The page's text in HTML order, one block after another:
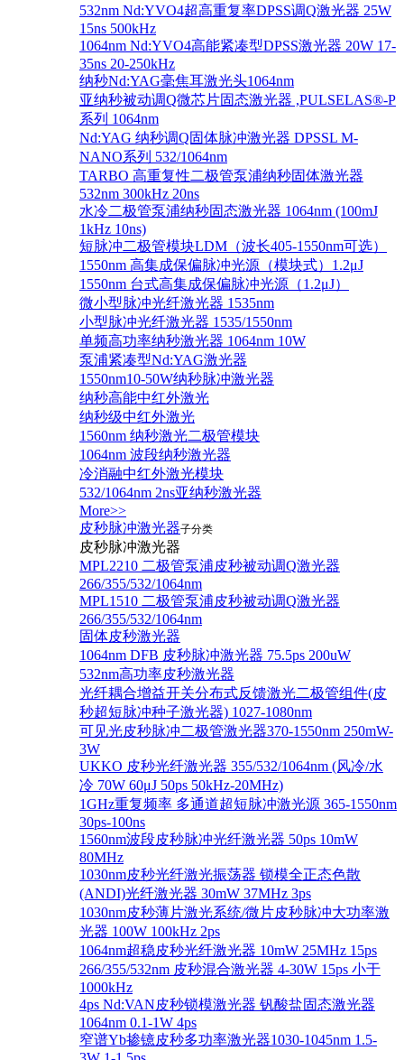
532nm Nd:YVO4超高重复率DPSS调Q激光器 25W
15ns 500kHz
1064nm Nd:YVO4高能紧凑型DPSS激光器 20W 17-
35ns 20-250kHz
纳秒Nd:YAG毫焦耳激光头1064nm
亚纳秒被动调Q微芯片固态激光器 ,PULSELAS®-P
系列 1064nm
Nd:YAG 纳秒调Q固体脉冲激光器 DPSSL M-
NANO系列 532/1064nm
TARBO 高重复性二极管泵浦纳秒固体激光器
532nm 300kHz 20ns
水冷二极管泵浦纳秒固态激光器 1064nm (100mJ
1kHz 10ns)
短脉冲二极管模块LDM（波长405-1550nm可选）
1550nm 高集成保偏脉冲光源（模块式）1.2μJ
1550nm 台式高集成保偏脉冲光源（1.2μJ）
微小型脉冲光纤激光器 1535nm
小型脉冲光纤激光器 1535/1550nm
单频高功率纳秒激光器 1064nm 10W
泵浦紧凑型Nd:YAG激光器
1550nm10-50W纳秒脉冲激光器
纳秒高能中红外激光
纳秒级中红外激光
1560nm 纳秒激光二极管模块
1064nm 波段纳秒激光器
冷消融中红外激光模块
532/1064nm 2ns亚纳秒激光器
More>>
皮秒脉冲激光器子分类
皮秒脉冲激光器
​MPL2210 二极管泵浦皮秒被动调Q激光器
266/355/532/1064nm
MPL1510 二极管泵浦皮秒被动调Q激光器
266/355/532/1064nm
固体皮秒激光器
1064nm DFB 皮秒脉冲激光器 75.5ps 200uW
532nm高功率皮秒激光器
光纤耦合增益开关分布式反馈激光二极管组件(皮
秒超短脉冲种子激光器) 1027-1080nm
可见光皮秒脉冲二极管激光器370-1550nm 250mW-
3W
UKKO 皮秒光纤激光器 355/532/1064nm (风冷/水
冷 70W 60μJ 50ps 50kHz-20MHz)
1GHz重复频率 多通道超短脉冲激光源 365-1550nm
30ps-100ns
1560nm波段皮秒脉冲光纤激光器 50ps 10mW
80MHz
1030nm皮秒光纤激光振荡器 锁模全正态色散
(ANDI)光纤激光器 30mW 37MHz 3ps
1030nm皮秒薄片激光系统/微片皮秒脉冲大功率激
光器 100W 100kHz 2ps
1064nm超稳皮秒光纤激光器 10mW 25MHz 15ps
266/355/532nm 皮秒混合激光器 4-30W 15ps 小于
1000kHz
4ps Nd:VAN皮秒锁模激光器 钒酸盐固态激光器
1064nm 0.1-1W 4ps
窄谱Yb掺镱皮秒多功率激光器1030-1045nm 1.5-